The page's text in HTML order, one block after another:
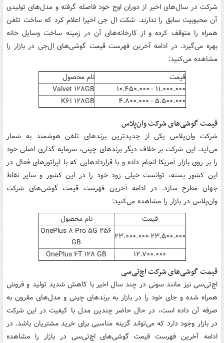
شرکت در سال‌های اخیر از دوران اوج خود فاصله گرفته و مدل‌های تولیدی
آن محبوبیت سابق را ندارند. شکت ال جی اخیرا اعلام کرد که ساخت تلفن
همراه را متوقف کرده و از کارخانه‌های آن در زمینه ساخت وسایل خانه
بهره می‌گیرد. در ادامه آخرین فهرست قیمت گوشی‌های ال‌جی در بازار را
مشاهده می‌کنید:
قیمت
نام محصول
۱۱.۰۰۰.۰۰۰ - ۱۰.۴۵۰.۰۰۰
Valvet ۱۲۸GB
۵.۵۰۰.۰۰۰ - ۴.۸۰۰.۰۰۰
K۶۱ ۱۲۸GB
قیمت گوشی‌های شرکت وان‌پلاس
شرکت وان‌پلاس یکی از جدیدترین برندهای تلفن هوشمند به شمار
می‌آید. این شرکت بر خلاف دیگر برندهای چینی، سرمایه گذاری اصلی خود
را بر روی بازار آمریکا انجام داده و با قراردادهایی که با اپراتورهای فعال در
این کشور بسته، توانست خیلی زود خود را در این کشور و سایر نقاط
جهان مطرح سازد. در ادامه آخرین فهرست قیمت گوشی‌های شرکت
وان‌پلاس در بازار را مشاهده می‌کنید:
قیمت
نام محصول
۲۳.۰۰۰.۰۰۰-۲۳.۵۰۰.۰۰۰ OnePlus ۸ Pro ۵G ۲۵۶
GB
۱۲.۷۰۰.۰۰۰
OnePlus ۶T ۱۲۸ GB
قیمت گوشی‌های شرکت اچ‌تی‌سی
اچ‌تی‌سی نیز مانند سونی در چند سال اخیر با کاهش شدید تولید و فروش
همراه شده و جای خود را در بازار به برندهای چینی و مدل‌های مقرون به
صرفه آن داده است، در حال حاضر چندین مدل با کیفیت در این شرکت
در بازار وجود دارد که می‌تواند گزینه مناسبی برای خرید مشتریان باشد. در
ادامه آخرین فهرست قیمت گوشی‌های اچ‌تی‌سی در بازار را مشاهده